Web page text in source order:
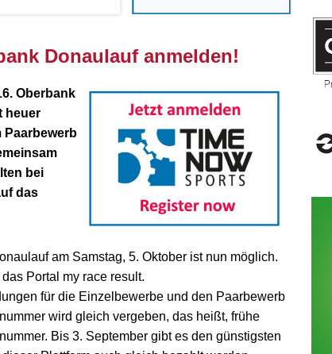
Donaulauf anmelden!
Oberbank
heuer
Paarbewerb
bei
das
am Samstag, 5. Oktober ist nun möglich.
Portal my race result.
für die Einzelbewerbe und den Paarbewerb
wird gleich vergeben, das heißt, frühe
Bis 3. September gibt es den günstigsten